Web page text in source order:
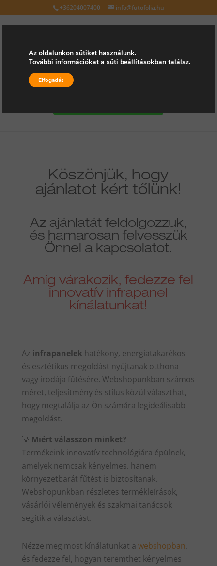
+36204007400 info@futofolia.hu
Válasszon oldalt
Köszönjük, hogy
ajánlatot kért tőlünk!
Az ajánlatát feldolgozzuk,
és hamarosan felvesszük
Önnel a kapcsolatot.
Amíg várakozik, fedezze fel
innovatív infrapanel
kínálatunkat!
Az infrapanelek hatékony, energiatakarékos
és esztétikus megoldást nyújtanak otthona
vagy irodája fűtésére. Webshopunkban számos
méret, teljesítmény és stílus közül választhat,
hogy megtalálja az Ön számára legideálisabb
megoldást.
💡 Miért válasszon minket?
Termékeink innovatív technológiára épülnek,
amelyek nemcsak kényelmes, hanem
környezetbarát fűtést is biztosítanak.
Webshopunkban részletes termékleírások,
vásárlói vélemények és szakmai tanácsok
segítik a választást.
Nézze meg most kínálatunkat a webshopban,
és fedezze fel, hogyan teremthet kényelmes
Az oldalunkon sütiket használunk.
További információkat a süti beállításokban találsz.
Elfogadás